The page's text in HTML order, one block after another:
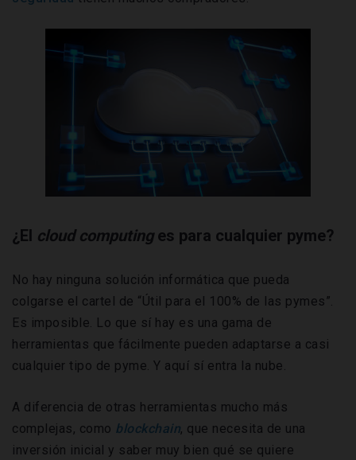
¿El cloud computing es para cualquier pyme?
No hay ninguna solución informática que pueda
colgarse el cartel de “Útil para el 100% de las pymes”.
Es imposible. Lo que sí hay es una gama de
herramientas que fácilmente pueden adaptarse a casi
cualquier tipo de pyme. Y aquí sí entra la nube.
A diferencia de otras herramientas mucho más
complejas, como blockchain, que necesita de una
inversión inicial y saber muy bien qué se quiere